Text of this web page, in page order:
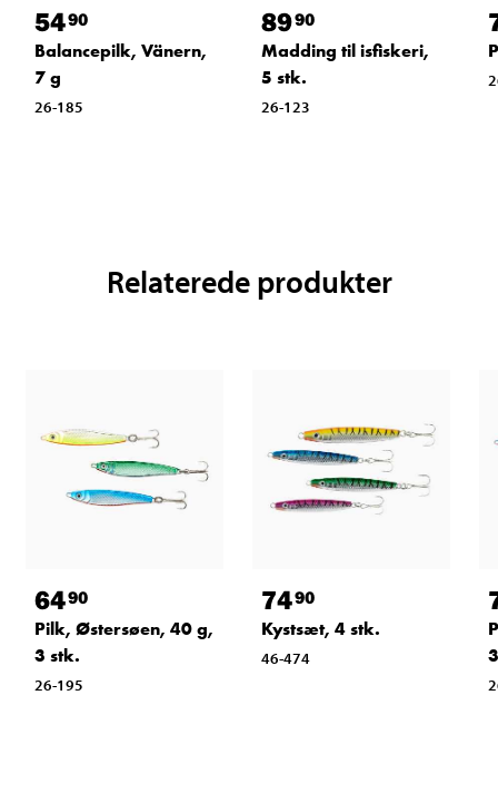
5490
Balancepilk, Vänern,
7 g
26-185
8990
Madding til isfiskeri,
5 stk.
26-123
Relaterede produkter
6490
Pilk, Østersøen, 40 g,
3 stk.
26-195
7490
Kystsæt, 4 stk.
46-474